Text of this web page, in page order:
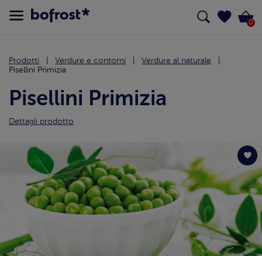
0
Prodotti Verdure e contorni
Verdure al naturale
Pisellini Primizia
Pisellini Primizia
Dettagli prodotto